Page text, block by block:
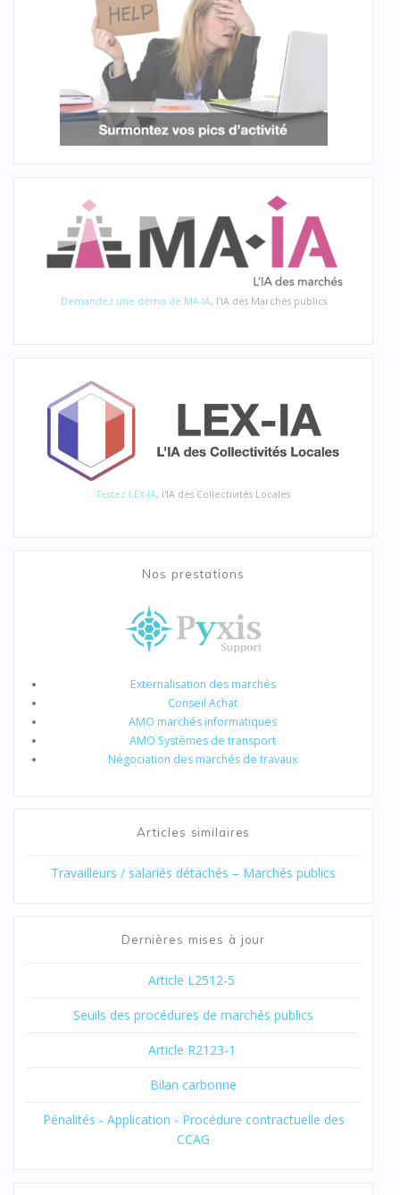
Demandez une démo de MA-IA, l'IA des Marchés publics
Testez LEX-IA, l'IA des Collectivités Locales
Nos prestations
Externalisation des marchés
Conseil Achat
AMO marchés informatiques
AMO Systèmes de transport
Négociation des marchés de travaux
Articles similaires
Travailleurs / salariés détachés – Marchés publics
Dernières mises à jour
Article L2512-5
Seuils des procédures de marchés publics
Article R2123-1
Bilan carbonne
Pénalités - Application - Procédure contractuelle des
CCAG